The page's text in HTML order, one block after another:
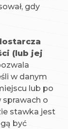
gdy
(lub jej
w danym
lub po
sprawach o
stawka jest
być